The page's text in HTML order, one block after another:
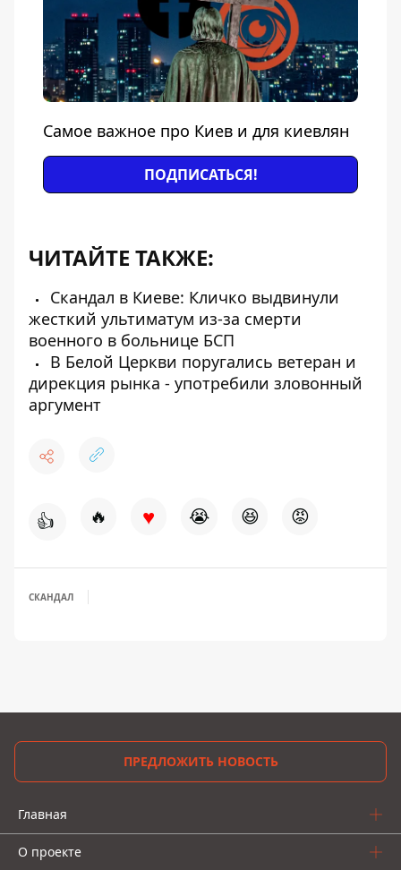
Самое важное про Киев и для киевлян
ПОДПИСАТЬСЯ!
ЧИТАЙТЕ ТАКЖЕ:
Скандал в Киеве: Кличко выдвинули
жесткий ультиматум из-за смерти
военного в больнице БСП
В Белой Церкви поругались ветеран и
дирекция рынка - употребили зловонный
аргумент
👍 🔥 ♥ 😭 😆 😡
СКАНДАЛ
ПРЕДЛОЖИТЬ НОВОСТЬ
Главная
О проекте